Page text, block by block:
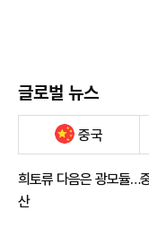
글로벌 뉴스
중국
희토류 다음은 광모듈…
산